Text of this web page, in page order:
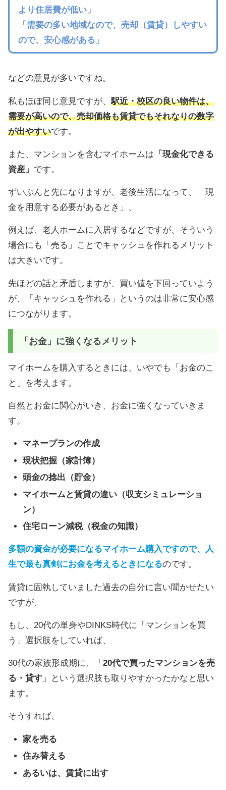
より住居費が低い」
「需要の多い地域なので、売却（賃貸）しやすい
ので、安心感がある」
などの意見が多いですね。
私もほぼ同じ意見ですが、駅近・校区の良い物件は、
需要が高いので、売却価格も賃貸でもそれなりの数字
が出やすいです。
また、マンションを含むマイホームは 「現金化できる
資産」 です。
ずいぶんと先になりますが、老後生活になって、「現
金を用意する必要があるとき」、
例えば、老人ホームに入居するなどですが、そういう
場合にも「売る」ことでキャッシュを作れるメリット
は大きいです。
先ほどの話と矛盾しますが、買い値を下回っていよう
が、「キャッシュを作れる」というのは非常に安心感
につながります。
「お金」に強くなるメリット
マイホームを購入するときには、いやでも「お金のこ
と」を考えます。
自然とお金に関心がいき、お金に強くなっていきま
す。
マネープランの作成
現状把握（家計簿）
頭金の捻出（貯金）
マイホームと賃貸の違い（収支シミュレーショ
ン）
住宅ローン減税（税金の知識）
多額の資金が必要になるマイホーム購入ですので、人
生で最も真剣にお金を考えるときになるのです。
賃貸に固執していました過去の自分に言い聞かせたい
ですが、
もし、20代の単身やDINKS時代に「マンションを買
う」選択肢をしていれば、
30代の家族形成期に、「 20代で買ったマンションを売
る・貸す 」という選択肢も取りやすかったかなと思い
ます。
そうすれば、
家を売る
住み替える
あるいは、賃貸に出す